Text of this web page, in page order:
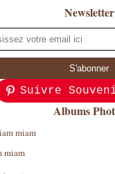
Newsletter
Suivre
Albums
miam